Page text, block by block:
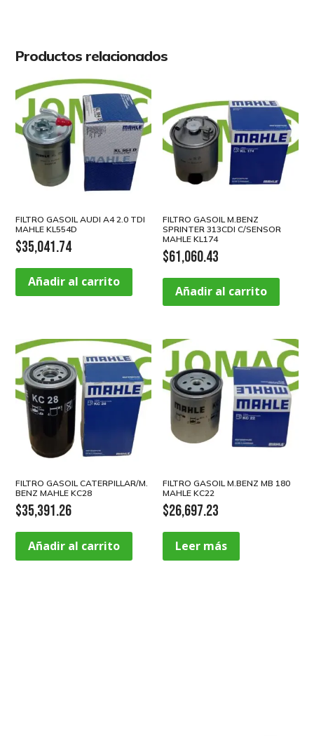
Productos relacionados
FILTRO GASOIL AUDI A4 2.0 TDI
MAHLE KL554D
$35,041.74
Añadir al carrito
FILTRO GASOIL M.BENZ
SPRINTER 313CDI C/SENSOR
MAHLE KL174
$61,060.43
Añadir al carrito
FILTRO GASOIL CATERPILLAR/M.
BENZ MAHLE KC28
$35,391.26
Añadir al carrito
FILTRO GASOIL M.BENZ MB 180
MAHLE KC22
$26,697.23
Leer más